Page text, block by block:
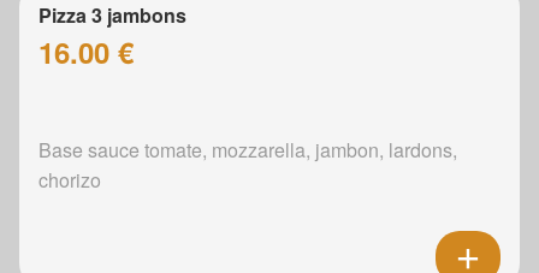
Pizza 3 jambons
16.00 €
Base sauce tomate, mozzarella, jambon, lardons,
chorizo